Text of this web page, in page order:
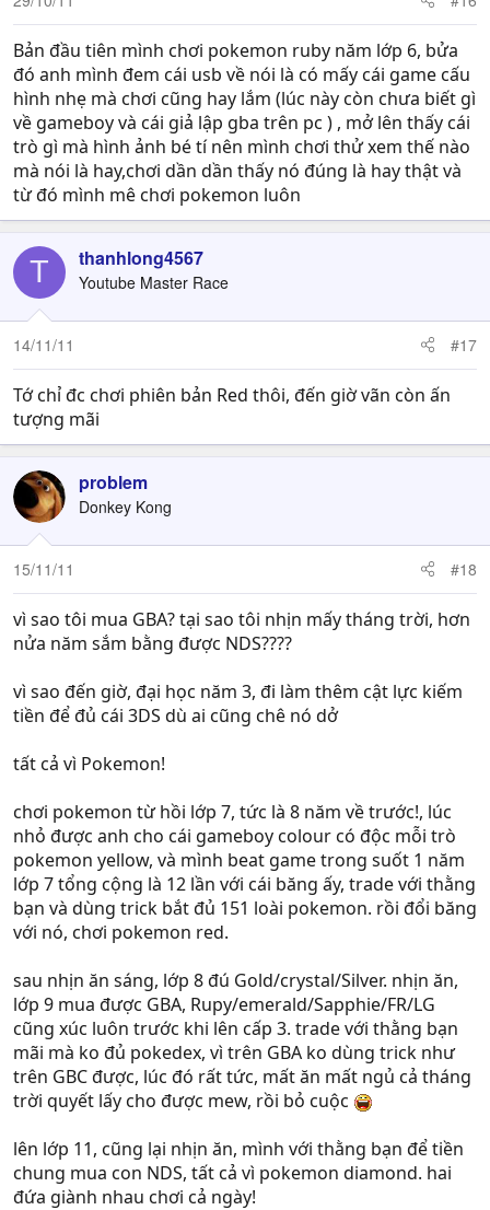
Bản đầu tiên mình chơi pokemon ruby năm lớp 6, bửa
đó anh mình đem cái usb về nói là có mấy cái game cấu
hình nhẹ mà chơi cũng hay lắm (lúc này còn chưa biết gì
về gameboy và cái giả lập gba trên pc ) , mở lên thấy cái
trò gì mà hình ảnh bé tí nên mình chơi thử xem thế nào
mà nói là hay,chơi dần dần thấy nó đúng là hay thật và
từ đó mình mê chơi pokemon luôn
T thanhlong4567
Youtube Master Race
14/11/11 #17
Tớ chỉ đc chơi phiên bản Red thôi, đến giờ vãn còn ấn
tượng mãi
problem
Donkey Kong
15/11/11 #18
vì sao tôi mua GBA? tại sao tôi nhịn mấy tháng trời, hơn
nửa năm sắm bằng được NDS????
vì sao đến giờ, đại học năm 3, đi làm thêm cật lực kiếm
tiền để đủ cái 3DS dù ai cũng chê nó dở
tất cả vì Pokemon!
chơi pokemon từ hồi lớp 7, tức là 8 năm về trước!, lúc
nhỏ được anh cho cái gameboy colour có độc mỗi trò
pokemon yellow, và mình beat game trong suốt 1 năm
lớp 7 tổng cộng là 12 lần với cái băng ấy, trade với thằng
bạn và dùng trick bắt đủ 151 loài pokemon. rồi đổi băng
với nó, chơi pokemon red.
sau nhịn ăn sáng, lớp 8 đú Gold/crystal/Silver. nhịn ăn,
lớp 9 mua được GBA, Rupy/emerald/Sapphie/FR/LG
cũng xúc luôn trước khi lên cấp 3. trade với thằng bạn
mãi mà ko đủ pokedex, vì trên GBA ko dùng trick như
trên GBC được, lúc đó rất tức, mất ăn mất ngủ cả tháng
trời quyết lấy cho được mew, rồi bỏ cuộc
lên lớp 11, cũng lại nhịn ăn, mình với thằng bạn để tiền
chung mua con NDS, tất cả vì pokemon diamond. hai
đứa giành nhau chơi cả ngày!